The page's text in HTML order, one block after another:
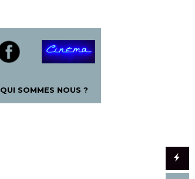
QUI SOMMES NOUS ?